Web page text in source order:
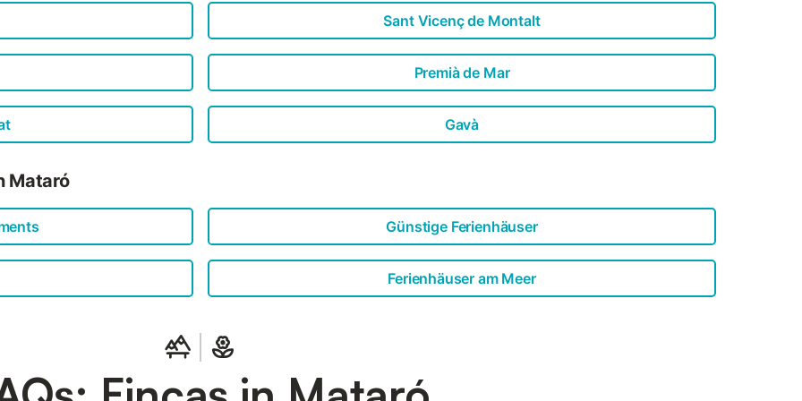
Sant Vicenç de Montalt
Premià de Mar
Gavà
Mataró
Günstige Ferienhäuser
Ferienhäuser am Meer